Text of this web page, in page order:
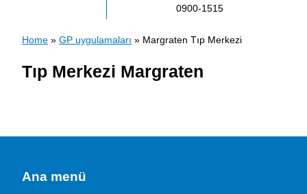
0900-1515
Home » GP uygulamaları » Margraten Tıp Merkezi
Tıp Merkezi Margraten
Ana menü